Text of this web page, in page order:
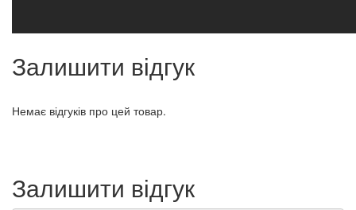
Залишити відгук
Немає відгуків про цей товар.
Залишити відгук